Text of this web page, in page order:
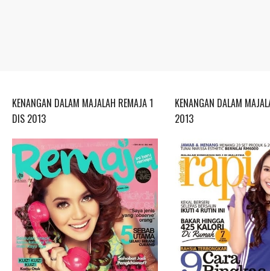
KENANGAN DALAM MAJALAH REMAJA 1
DIS 2013
KENANGAN DALAM
2013